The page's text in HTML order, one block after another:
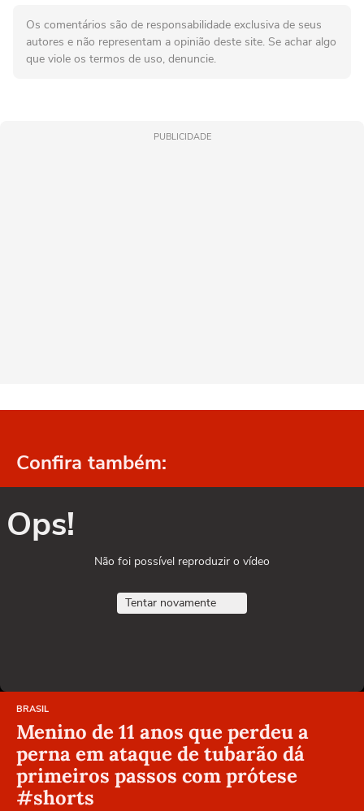
Os comentários são de responsabilidade exclusiva de seus
autores e não representam a opinião deste site. Se achar algo
que viole os termos de uso, denuncie.
PUBLICIDADE
Confira também:
Ops!
Não foi possível reproduzir o vídeo
Tentar novamente
BRASIL
Menino de 11 anos que perdeu a
perna em ataque de tubarão dá
primeiros passos com prótese
#shorts